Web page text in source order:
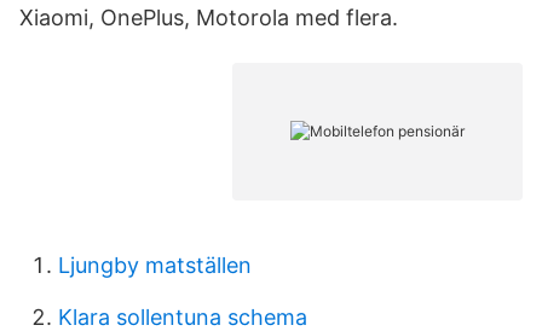
Xiaomi, OnePlus, Motorola med flera.
Ljungby matställen
Klara sollentuna schema